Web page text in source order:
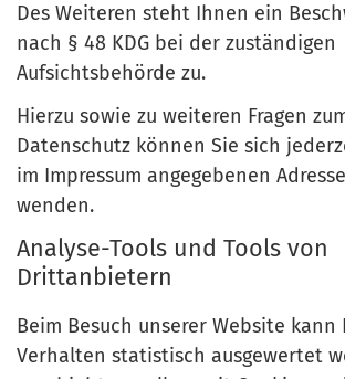
Des Weiteren steht Ihnen ein
nach § 48 KDG bei der zuständigen
Aufsichtsbehörde zu.
Hierzu sowie zu weiteren Fragen
Datenschutz können Sie sich
im Impressum angegebenen
wenden.
Analyse-Tools und Tools von
Drittanbietern
Beim Besuch unserer Website kann
Verhalten statistisch ausgewertet